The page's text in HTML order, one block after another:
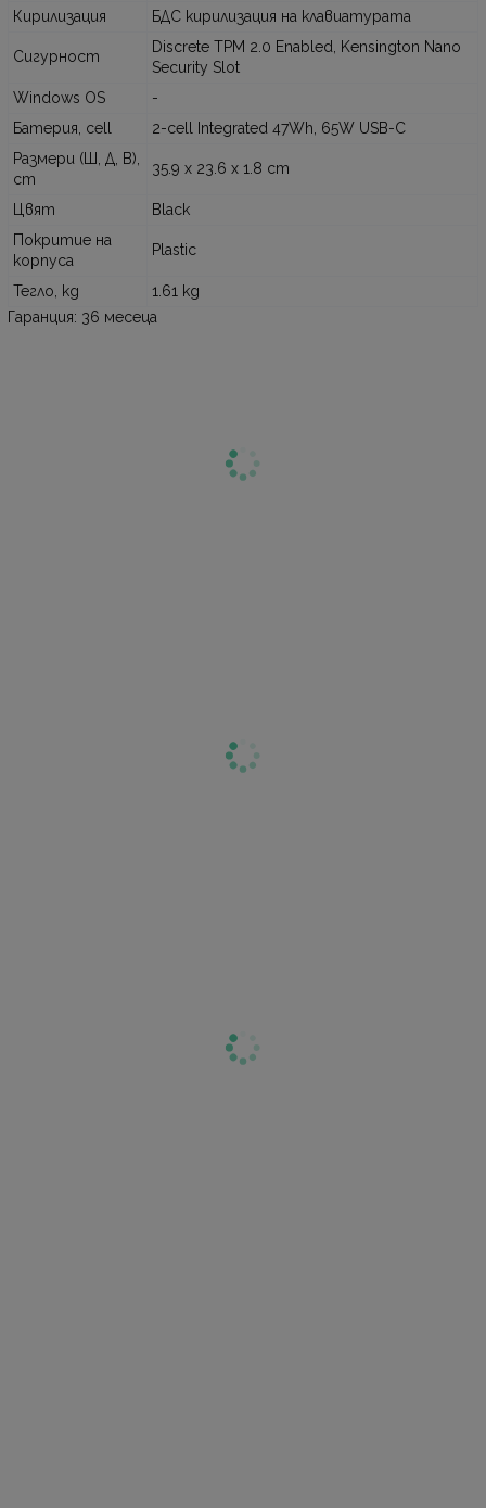
Кирилизация БДС кирилизация на клавиатурата
Сигурност
Discrete TPM 2.0 Enabled, Kensington Nano
Security Slot
Windows OS
-
Батерия, cell
2-cell Integrated 47Wh, 65W USB-C
Размери (Ш, Д, В),
cm
35.9 x 23.6 x 1.8 cm
Цвят
Black
Покритие на
корпуса
Plastic
Тегло, kg
1.61 kg
Гаранция: 36 месеца